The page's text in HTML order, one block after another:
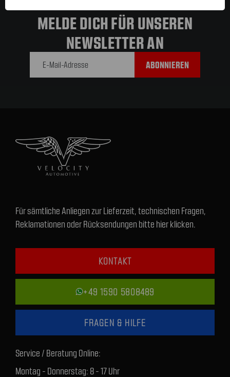
MELDE DICH FÜR UNSEREN
NEWSLETTER AN
Für sämtliche Anliegen zur Lieferzeit, technischen Fragen,
Reklamationen oder Rücksendungen bitte hier klicken.
KONTAKT
+49 1590 5808489
FRAGEN & HILFE
Service / Beratung Online:
Montag - Donnerstag: 8 - 17 Uhr